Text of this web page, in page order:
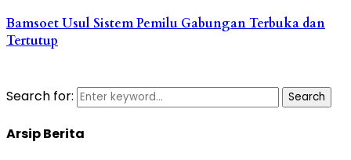
Bamsoet Usul Sistem Pemilu Gabungan Terbuka dan
Tertutup
Search for: Search
Arsip Berita